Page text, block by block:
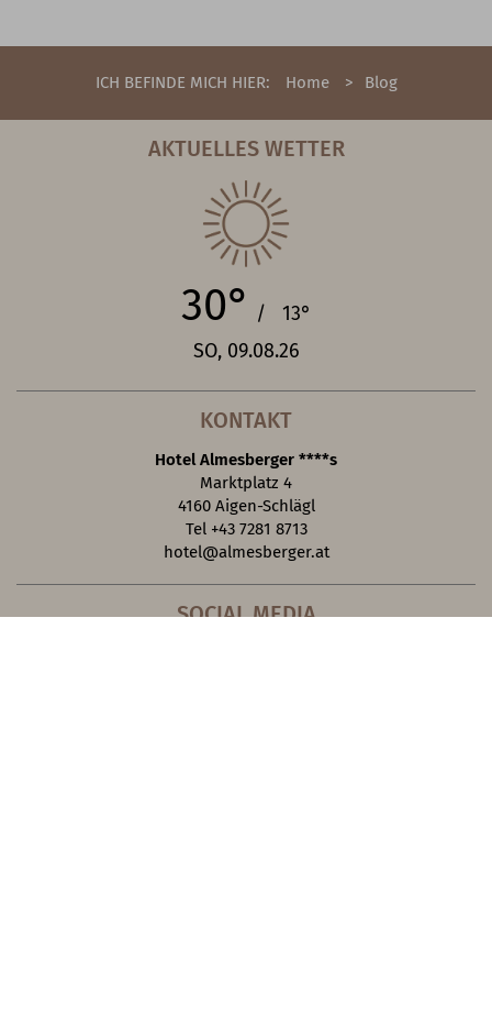
ICH BEFINDE MICH HIER: Home Blog
AKTUELLES WETTER
30° / 13°
SO, 09.08.26
KONTAKT
Hotel Almesberger ****s
Marktplatz 4
4160 Aigen-Schlägl
Tel +43 7281 8713
hotel@almesberger.at
SOCIAL MEDIA